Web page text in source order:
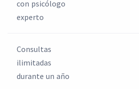
con psicólogo
experto
Consultas
ilimitadas
durante un año